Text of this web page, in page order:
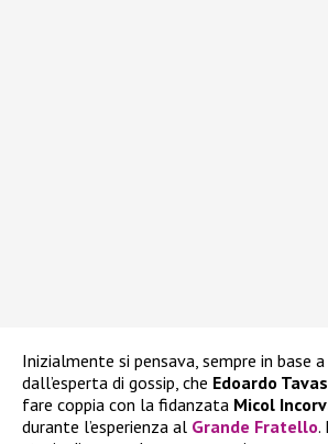
Inizialmente si pensava, sempre in base
dall’esperta di gossip, che Edoardo
fare coppia con la fidanzata Micol
durante l’esperienza al Grande Fratello.